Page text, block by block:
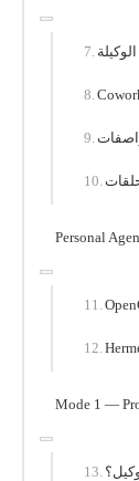
Personal
Mode 1 —